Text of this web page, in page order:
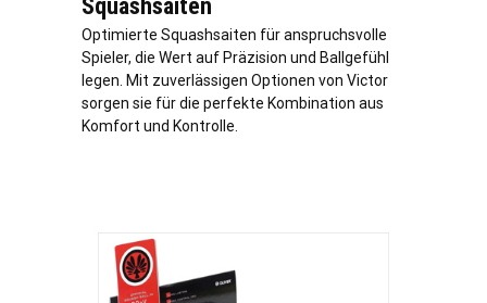
Squashsaiten
Optimierte Squashsaiten für anspruchsvolle
Spieler, die Wert auf Präzision und Ballgefühl
legen. Mit zuverlässigen Optionen von Victor
sorgen sie für die perfekte Kombination aus
Komfort und Kontrolle.